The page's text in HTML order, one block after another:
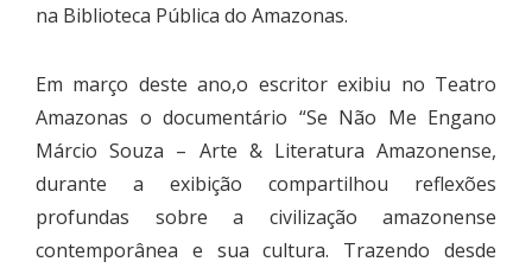
na Biblioteca Pública do Amazonas.
Em março deste ano,o escritor exibiu no Teatro
Amazonas o documentário “Se Não Me Engano
Márcio Souza – Arte & Literatura Amazonense,
durante a exibição compartilhou reflexões
profundas sobre a civilização amazonense
contemporânea e sua cultura. Trazendo desde